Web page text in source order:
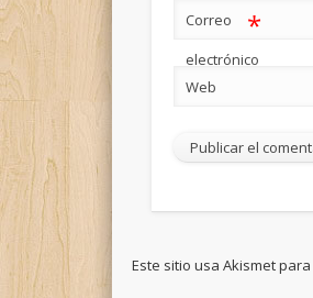
Correo
electrónico
*
Web
Este sitio usa Akismet